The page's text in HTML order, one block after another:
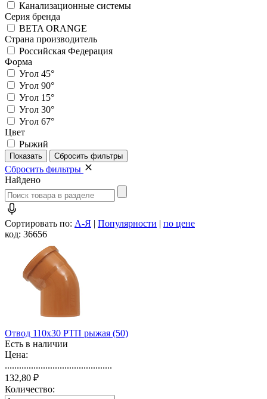
Канализационные системы
Серия бренда
BETA ORANGE
Страна производитель
Российская Федерация
Форма
Угол 45°
Угол 90°
Угол 15°
Угол 30°
Угол 67°
Цвет
Рыжий
Сбросить фильтры
Найдено
Сортировать по: А-Я | Популярности | по цене
код: 36656
Отвод 110х30 РТП рыжая (50)
Есть в наличии
Цена:
.............................................
132,80 ₽
Количество: